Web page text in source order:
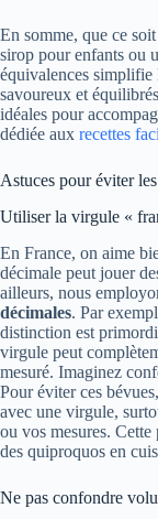
En somme, que ce
sirop pour enfants ou
équivalences simplifie
savoureux et
idéales pour
dédiée aux recettes
Astuces pour éviter
Utiliser la virgule «
En France, on aime
décimale peut jouer
ailleurs, nous
décimales. Par
distinction est
virgule peut
mesuré. Imaginez
Pour éviter ces
avec une virgule,
ou vos mesures.
des quiproquos en
Ne pas confondre